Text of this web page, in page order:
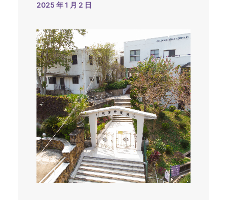
2025 年 1 月 2 日